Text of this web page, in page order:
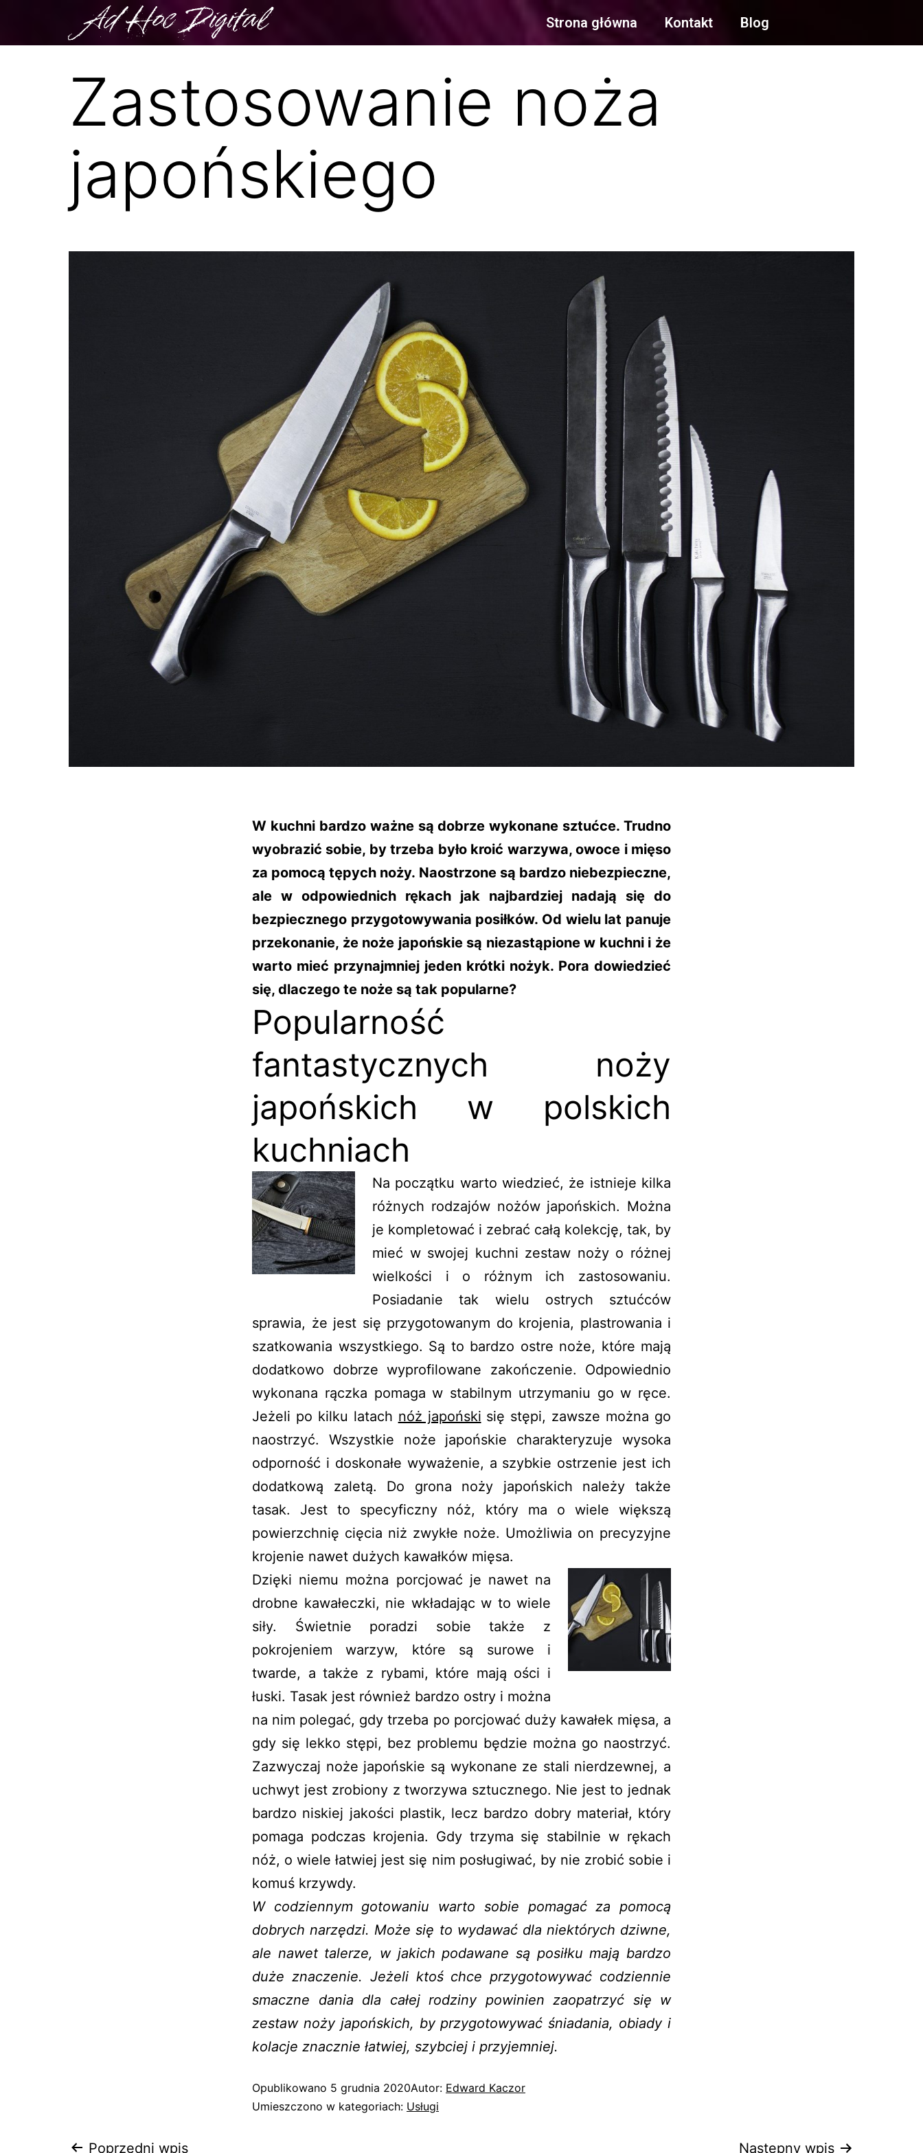
Ad Hoc Digital Strona główna Kontakt Blog
Zastosowanie noża
japońskiego
W kuchni bardzo ważne są dobrze wykonane sztućce. Trudno
wyobrazić sobie, by trzeba było kroić warzywa, owoce i mięso
za pomocą tępych noży. Naostrzone są bardzo niebezpieczne,
ale w odpowiednich rękach jak najbardziej nadają się do
bezpiecznego przygotowywania posiłków. Od wielu lat panuje
przekonanie, że noże japońskie są niezastąpione w kuchni i że
warto mieć przynajmniej jeden krótki nożyk. Pora dowiedzieć
się, dlaczego te noże są tak popularne?
Popularność
fantastycznych noży
japońskich w polskich
kuchniach
Na początku warto wiedzieć, że istnieje kilka
różnych rodzajów nożów japońskich. Można
je kompletować i zebrać całą kolekcję, tak, by
mieć w swojej kuchni zestaw noży o różnej
wielkości i o różnym ich zastosowaniu.
Posiadanie tak wielu ostrych sztućców
sprawia, że jest się przygotowanym do krojenia, plastrowania i
szatkowania wszystkiego. Są to bardzo ostre noże, które mają
dodatkowo dobrze wyprofilowane zakończenie. Odpowiednio
wykonana rączka pomaga w stabilnym utrzymaniu go w ręce.
Jeżeli po kilku latach nóż japoński się stępi, zawsze można go
naostrzyć. Wszystkie noże japońskie charakteryzuje wysoka
odporność i doskonałe wyważenie, a szybkie ostrzenie jest ich
dodatkową zaletą. Do grona noży japońskich należy także
tasak. Jest to specyficzny nóż, który ma o wiele większą
powierzchnię cięcia niż zwykłe noże. Umożliwia on precyzyjne
krojenie nawet dużych kawałków mięsa.
Dzięki niemu można porcjować je nawet na
drobne kawałeczki, nie wkładając w to wiele
siły. Świetnie poradzi sobie także z
pokrojeniem warzyw, które są surowe i
twarde, a także z rybami, które mają ości i
łuski. Tasak jest również bardzo ostry i można
na nim polegać, gdy trzeba po porcjować duży kawałek mięsa, a
gdy się lekko stępi, bez problemu będzie można go naostrzyć.
Zazwyczaj noże japońskie są wykonane ze stali nierdzewnej, a
uchwyt jest zrobiony z tworzywa sztucznego. Nie jest to jednak
bardzo niskiej jakości plastik, lecz bardzo dobry materiał, który
pomaga podczas krojenia. Gdy trzyma się stabilnie w rękach
nóż, o wiele łatwiej jest się nim posługiwać, by nie zrobić sobie i
komuś krzywdy.
W codziennym gotowaniu warto sobie pomagać za pomocą
dobrych narzędzi. Może się to wydawać dla niektórych dziwne,
ale nawet talerze, w jakich podawane są posiłku mają bardzo
duże znaczenie. Jeżeli ktoś chce przygotowywać codziennie
smaczne dania dla całej rodziny powinien zaopatrzyć się w
zestaw noży japońskich, by przygotowywać śniadania, obiady i
kolacje znacznie łatwiej, szybciej i przyjemniej.
Opublikowano 5 grudnia 2020Autor: Edward Kaczor
Umieszczono w kategoriach: Usługi
Poprzedni wpis Następny wpis